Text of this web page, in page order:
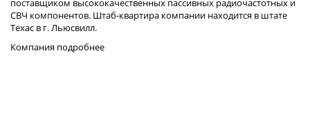
поставщиком высококачественных пассивных радиочастотных и
СВЧ компонентов. Штаб-квартира компании находится в штате
Техас в г. Льюсвилл.
Компания подробнее